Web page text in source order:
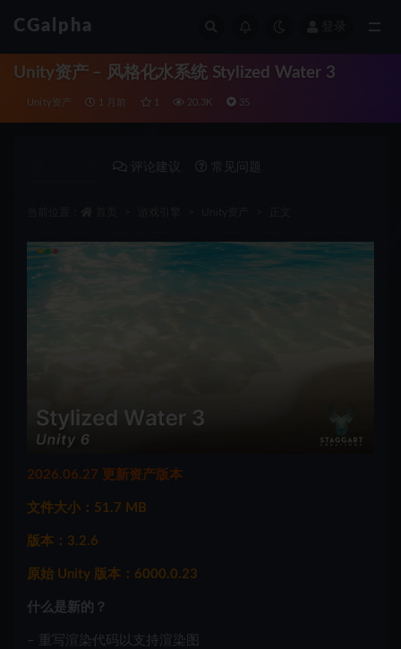
CGalpha
Unity资产 – 风格化水系统 Stylized Water 3
Unity资产 1 月前 1 20.3K 35
评论建议 常见问题
2026.06.27 更新资产版本
文件大小：51.7 MB
版本：3.2.6
原始 Unity 版本：6000.0.23
什么是新的？
– 重写渲染代码以支持渲染图